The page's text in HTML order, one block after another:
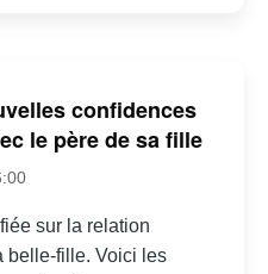
confidences
le père de sa fille
sur la relation
belle-fille. Voici les